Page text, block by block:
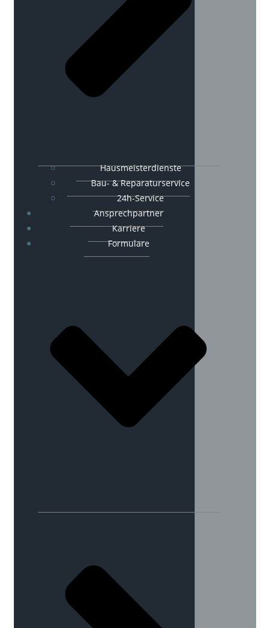
Hausmeisterdienste
Bau- & Reparaturservice
24h-Service
Ansprechpartner
Karriere
Formulare